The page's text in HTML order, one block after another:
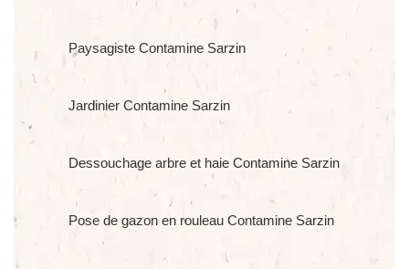
Paysagiste Contamine Sarzin
Jardinier Contamine Sarzin
Dessouchage arbre et haie Contamine Sarzin
Pose de gazon en rouleau Contamine Sarzin